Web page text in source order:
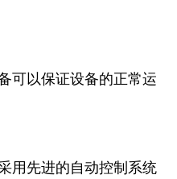
可以保证设备的正常运
用先进的自动控制系统